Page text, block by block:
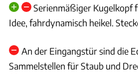
Serienmäßiger Kugelkopf
Idee, fahrdynamisch heikel.
An der Eingangstür sind die
Sammelstellen für Staub und